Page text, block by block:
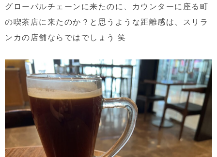
グローバルチェーンに来たのに、カウンターに座る町
の喫茶店に来たのか？と思うような距離感は、スリラ
ンカの店舗ならではでしょう 笑